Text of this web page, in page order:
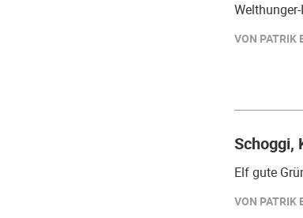
VON PATRIK
Schoggi,
Elf gute
VON PATRIK